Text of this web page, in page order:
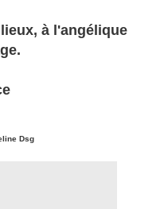
à l'angélique
Dsg